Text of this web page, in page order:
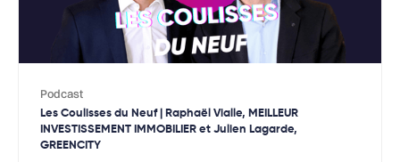
Podcast
Les Coulisses du Neuf | Raphaël Vialle, MEILLEUR
INVESTISSEMENT IMMOBILIER et Julien Lagarde,
GREENCITY